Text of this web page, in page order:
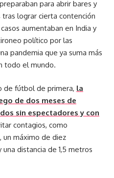
para abrir bares y
lograr cierta contención
aumentaban en India y
político por las
pandemia que ya suma más
todo el mundo.
de fútbol de primera, la
de dos meses de
sin espectadores y con
contagios, como
un máximo de diez
distancia de 1,5 metros